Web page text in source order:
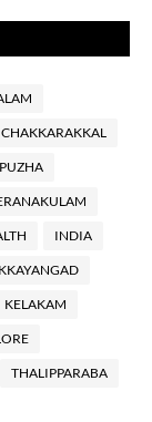
CHAKKARAKKAL
INDIA
KELAKAM
THALIPPARABA